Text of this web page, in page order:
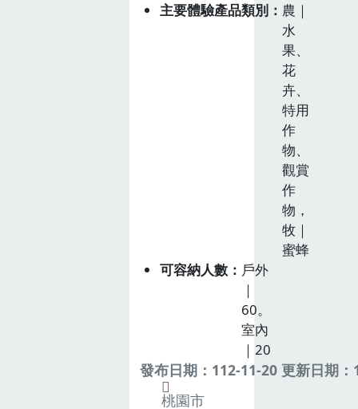
主要體驗產品類別
農｜
水
果、
花
卉、
特用
作
物、
觀賞
作
物，
牧｜
蜜蜂
可容納人數
戶外
｜
60。
室內
｜20
發布日期：112-11-20 更新日期
桃園市